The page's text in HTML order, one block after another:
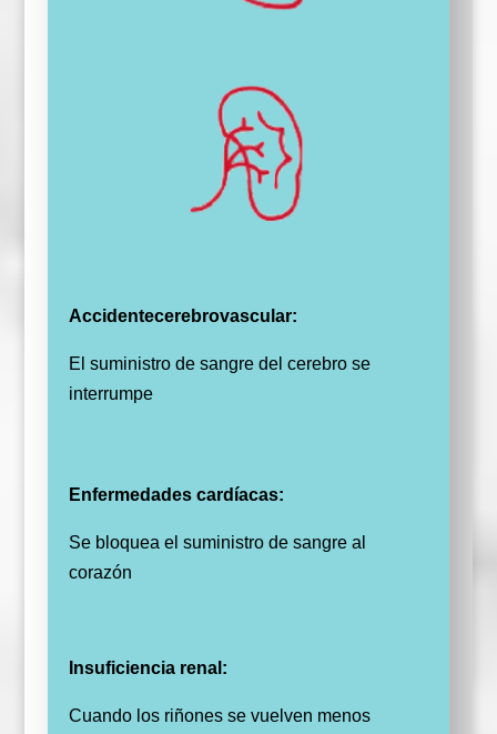
Accidentecerebrovascular:
El suministro de sangre del cerebro se
interrumpe
Enfermedades cardíacas:
Se bloquea el suministro de sangre al
corazón
Insuficiencia renal:
Cuando los riñones se vuelven menos